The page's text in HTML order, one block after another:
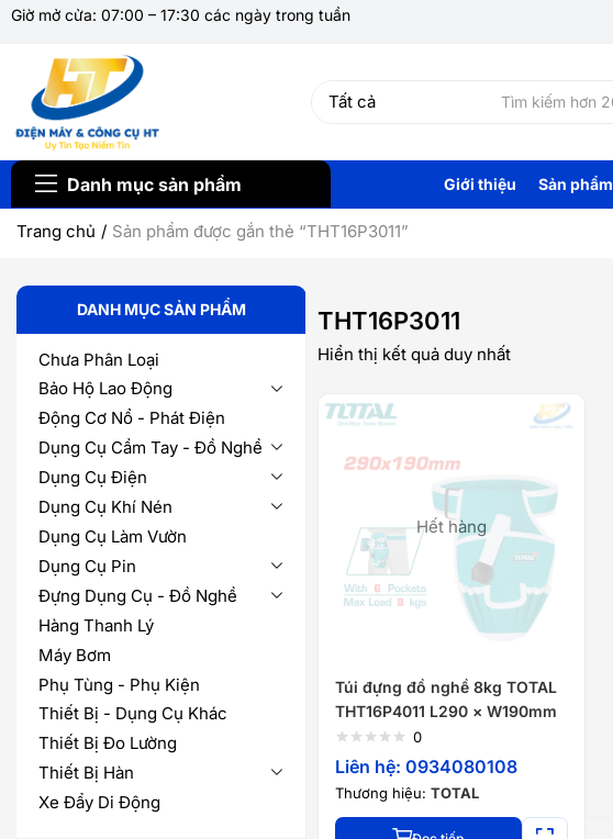
Giờ mở cửa: 07:00 – 17:30 các ngày trong tuần
Danh mục sản phẩm Giới thiệu Sản phẩm
Trang chủ Sản phẩm được gắn thẻ “THT16P3011”
DANH MỤC SẢN PHẨM
Chưa Phân Loại
Bảo Hộ Lao Động
Động Cơ Nổ - Phát Điện
Dụng Cụ Cầm Tay - Đồ Nghề
Dụng Cụ Điện
Dụng Cụ Khí Nén
Dụng Cụ Làm Vườn
Dụng Cụ Pin
Đựng Dụng Cụ - Đồ Nghề
Hàng Thanh Lý
Máy Bơm
Phụ Tùng - Phụ Kiện
Thiết Bị - Dụng Cụ Khác
Thiết Bị Đo Lường
Thiết Bị Hàn
Xe Đẩy Di Động
THT16P3011
Hiển thị kết quả duy nhất
Hết hàng
Túi đựng đồ nghề 8kg TOTAL
THT16P4011 L290 × W190mm
0
Liên hệ: 0934080108
Thương hiệu: TOTAL